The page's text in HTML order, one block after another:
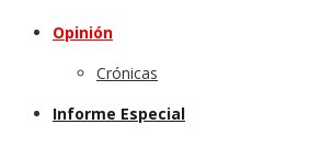
Opinión
Crónicas
Informe Especial